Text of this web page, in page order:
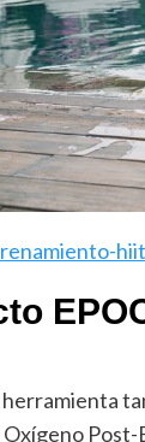
herramienta